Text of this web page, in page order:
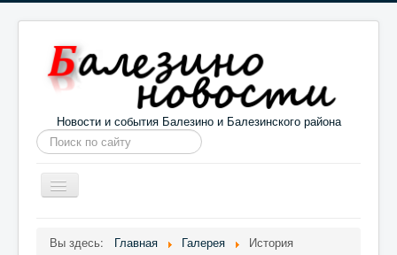
Новости и события Балезино и Балезинского района
Искать...
Toggle
Navigation
Вы здесь: Главная Галерея
История